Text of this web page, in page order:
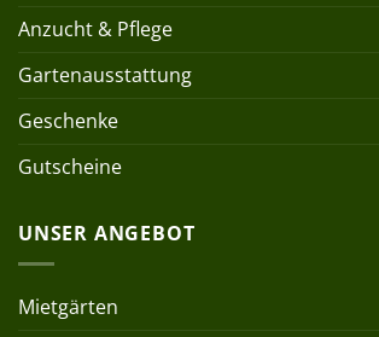
Anzucht & Pflege
Gartenausstattung
Geschenke
Gutscheine
UNSER ANGEBOT
Mietgärten